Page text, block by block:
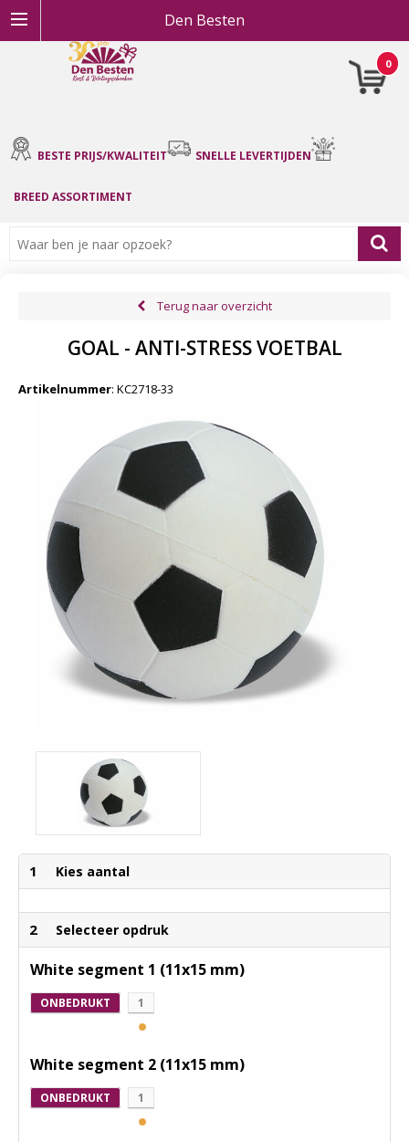
Den Besten
0
BESTE PRIJS/KWALITEIT SNELLE LEVERTIJDEN
BREED ASSORTIMENT
Terug naar overzicht
GOAL - ANTI-STRESS VOETBAL
Artikelnummer: KC2718-33
1 Kies aantal
2 Selecteer opdruk
White segment 1 (11x15 mm)
ONBEDRUKT 1
White segment 2 (11x15 mm)
ONBEDRUKT 1